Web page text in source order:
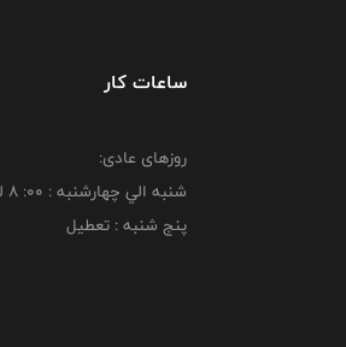
ساعات کار
روزهای عادی:
شنبه الي چهارشنبه : 00: 8 لغايت 16:00
پنج شنبه : تعطیل